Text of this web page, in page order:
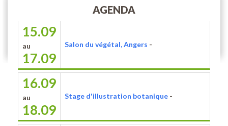
AGENDA
15.09
au
17.09
Salon du végétal, Angers -
16.09
au
18.09
Stage d'illustration botanique -